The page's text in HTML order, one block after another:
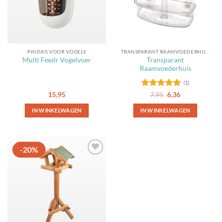
PINDA'S VOOR VOGELS
Multi Feedr Vogelvoer
15,95
IN WINKELWAGEN
Transparant
Raamvoederhuis
Gewaardeerd
5uit 5
(1)
7,95 Oorspronkelijke
prijs
was:
7,95.
6,36Huidige
is:
6,36.
IN WINKELWAGEN
-20%